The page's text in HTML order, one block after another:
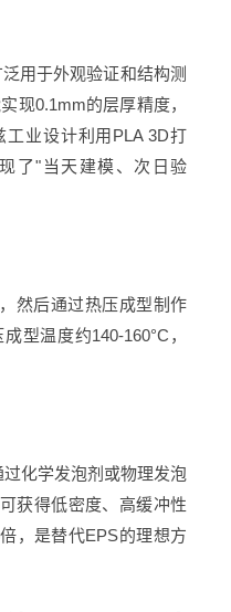
用于外观验证和结构测
现0.1mm的层厚精度，
业设计利用PLA 3D打
了"当天建模、次日验
然后通过热压成型制作
型温度约140-160°C，
化学发泡剂或物理发泡
获得低密度、高缓冲性
，是替代EPS的理想方